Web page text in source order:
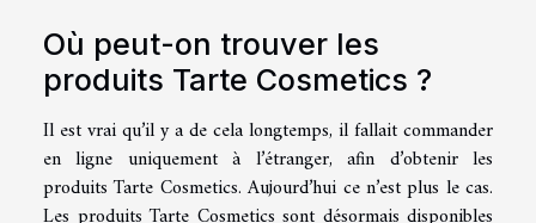
Où peut-on trouver les
produits Tarte Cosmetics ?
Il est vrai qu’il y a de cela longtemps, il fallait commander
en ligne uniquement à l’étranger, afin d’obtenir les
produits Tarte Cosmetics. Aujourd’hui ce n’est plus le cas.